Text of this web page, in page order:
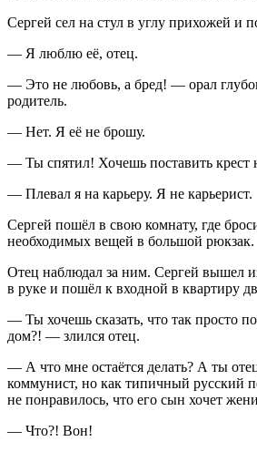
Сергей сел на стул в углу прихожей и
— Я люблю её, отец.
— Это не любовь, а бред! — орал
родитель.
— Нет. Я её не брошу.
— Ты спятил! Хочешь поставить крест
— Плевал я на карьеру. Я не карьерист.
Сергей пошёл в свою комнату, где
необходимых вещей в большой рюкзак.
Отец наблюдал за ним. Сергей вышел
в руке и пошёл к входной в квартиру
— Ты хочешь сказать, что так просто
дом?! — злился отец.
— А что мне остаётся делать? А ты
коммунист, но как типичный русский
не понравилось, что его сын хочет
— Что?! Вон!